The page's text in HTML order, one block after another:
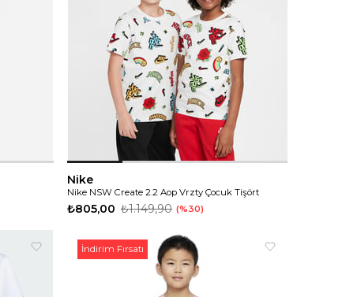
Nike
Nike NSW Create 2.2 Aop Vrzty Çocuk Tişört
₺805,00 ₺1.149,90 %30
İndirim Fırsatı